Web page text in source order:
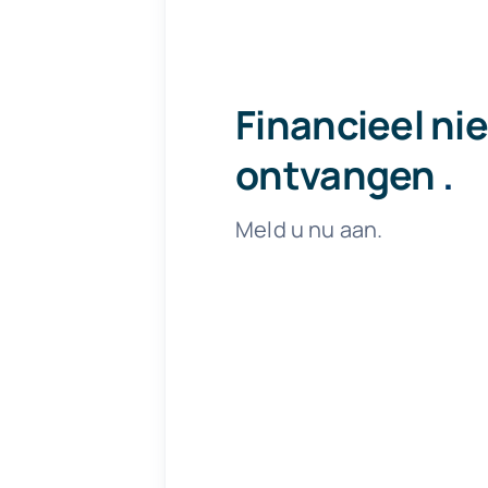
Financieel
ontvangen .
Meld u nu aan.